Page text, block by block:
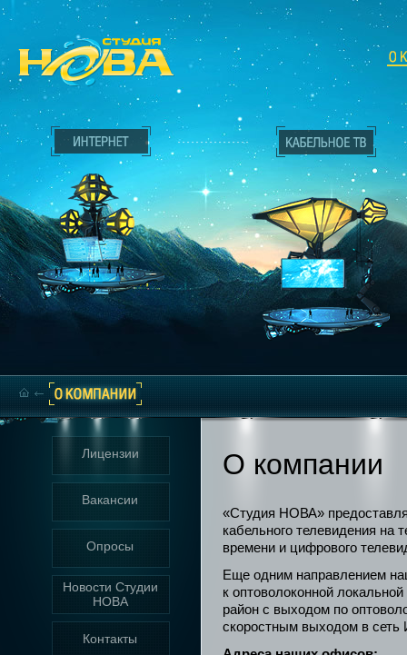
Лицензии
Вакансии
Опросы
Новости Студии
НОВА
Контакты
О компании
«Студия НОВА»
кабельного телевидения на
времени и цифрового
Еще одним направлением
к оптоволоконной
район с выходом по
скоростным выходом в сеть